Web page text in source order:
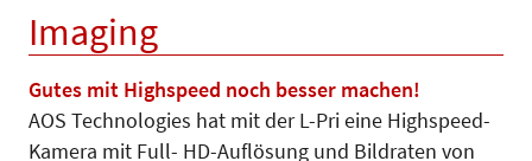
Imaging
Gutes mit Highspeed noch besser machen!
AOS Technologies hat mit der L-Pri eine Highspeed-
Kamera mit Full- HD-Auflösung und Bildraten von